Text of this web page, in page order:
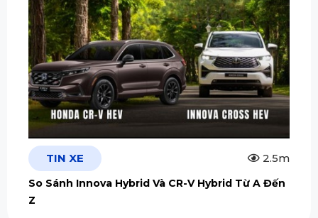
TIN XE 2.5m
So Sánh Innova Hybrid Và CR-V Hybrid Từ A Đến
Z